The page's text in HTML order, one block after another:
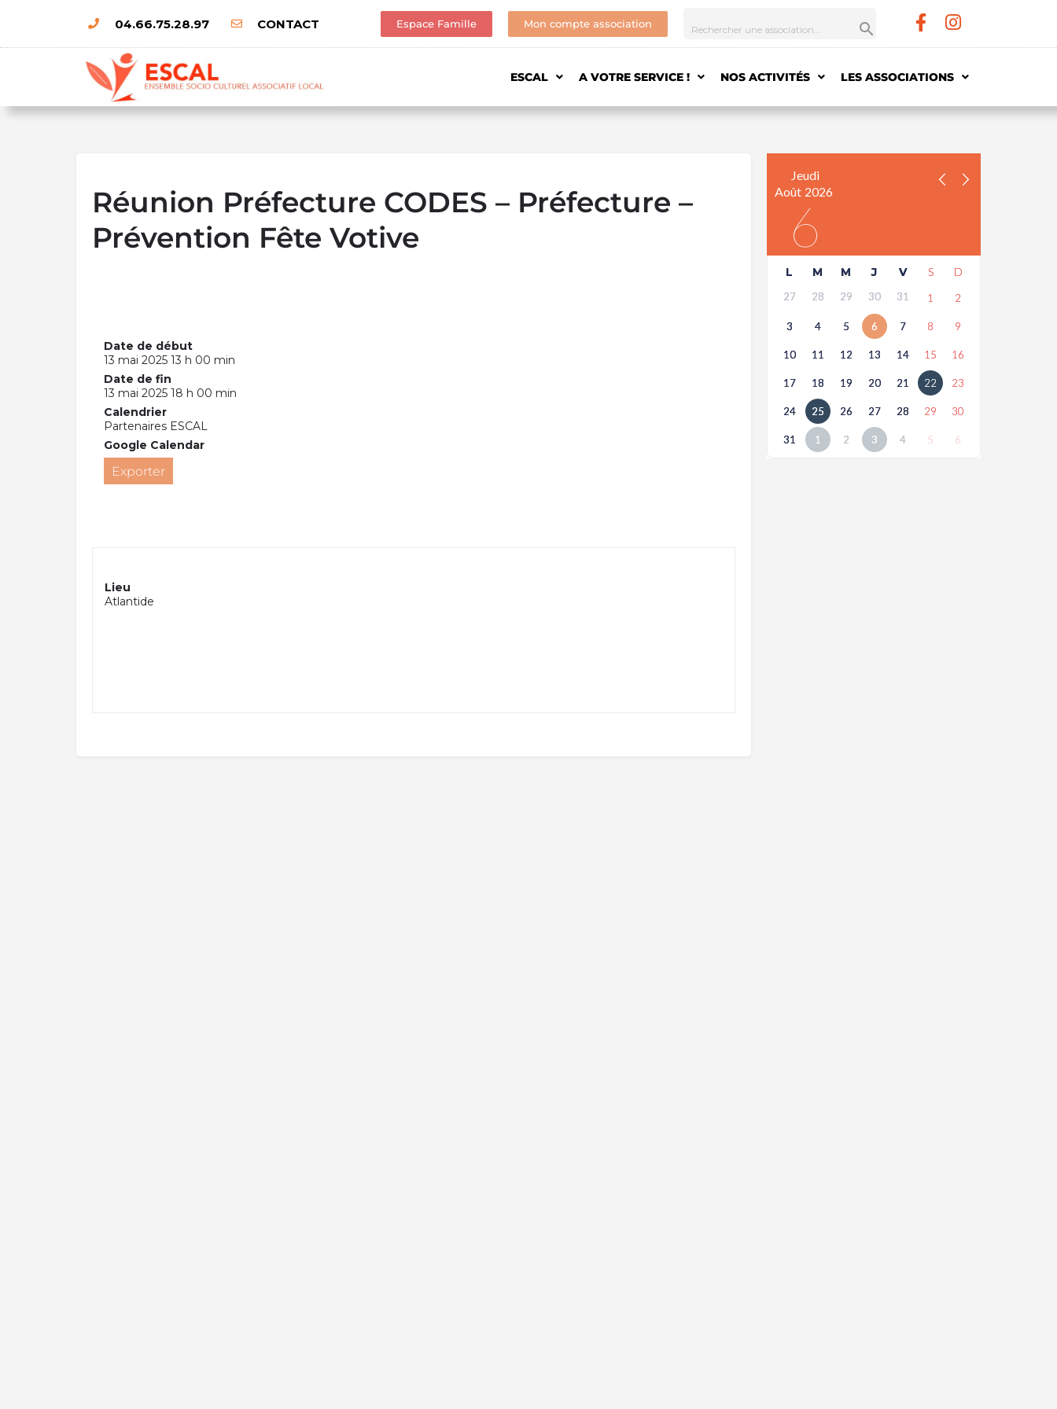
04.66.75.28.97 CONTACT Espace Famille Mon compte association
ESCAL A VOTRE SERVICE ! NOS ACTIVITÉS LES ASSOCIATIONS
Réunion Préfecture CODES – Préfecture –
Prévention Fête Votive
Date de début
13 mai 2025 13 h 00 min
Date de fin
13 mai 2025 18 h 00 min
Calendrier
Partenaires ESCAL
Google Calendar
Exporter
Lieu
Atlantide
Jeudi
Août 2026
6
L M M J V S D
27 28 29 30 31 1 2
3 4 5 6 7 8 9
10 11 12 13 14 15 16
17 18 19 20 21 22 23
24 25 26 27 28 29 30
31 1 2 3 4 5 6